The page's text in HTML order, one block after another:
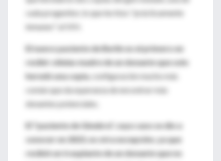
cada progenitor, lo que les hizo "prácticamente
inmunes" al VIH.
El nuevo paciente de Berlín es el primero en
recibir células madre de un donante que solo
heredó una copia, configuración mucho más
común que da esperanza de encontrar más
donantes potenciales.
El "paciente de Ginebra", cuyo caso se dio a
conocer en 2023, es otra excepción, ya que
recibió un trasplante de un donante que no